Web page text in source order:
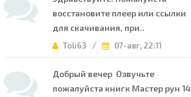
восстановите плеер или ссылки
для скачивания, при..
Toli63 / 07-авг, 22:11
Добрый вечер Озвучьте
пожалуйста книгк Мастер рун 14